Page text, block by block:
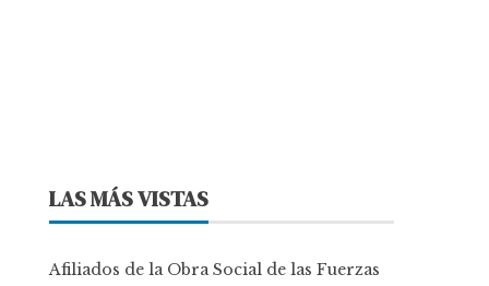
LAS MÁS VISTAS
Afiliados de la Obra Social de las Fuerzas